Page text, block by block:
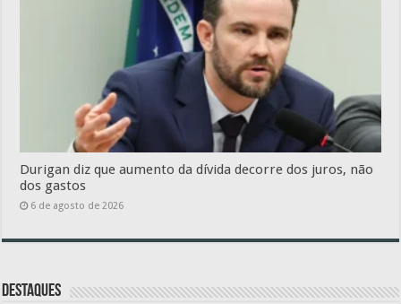
Durigan diz que aumento da dívida decorre dos juros, não
dos gastos
6 de agosto de 2026
Destaques